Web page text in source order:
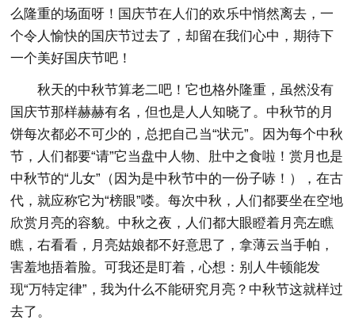
么隆重的场面呀！国庆节在人们的欢乐中悄然离去，一
个令人愉快的国庆节过去了，却留在我们心中，期待下
一个美好国庆节吧！
秋天的中秋节算老二吧！它也格外隆重，虽然没有
国庆节那样赫赫有名，但也是人人知晓了。中秋节的月
饼每次都必不可少的，总把自己当“状元”。因为每个中秋
节，人们都要“请”它当盘中人物、肚中之食啦！赏月也是
中秋节的“儿女”（因为是中秋节中的一份子哧！），在古
代，就应称它为“榜眼”喽。每次中秋，人们都要坐在空地
欣赏月亮的容貌。中秋之夜，人们都大眼瞪着月亮左瞧
瞧，右看看，月亮姑娘都不好意思了，拿薄云当手帕，
害羞地捂着脸。可我还是盯着，心想：别人牛顿能发
现“万特定律”，我为什么不能研究月亮？中秋节这就样过
去了。